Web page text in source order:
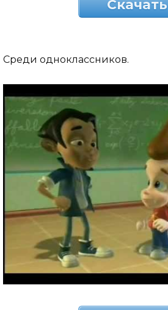
Скачать
Среди одноклассников.